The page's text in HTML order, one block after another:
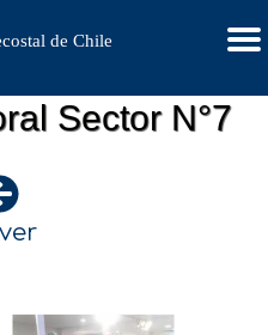
de Chile
Sector N°7